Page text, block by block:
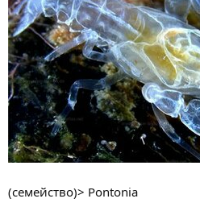
(семейство)> Pontonia